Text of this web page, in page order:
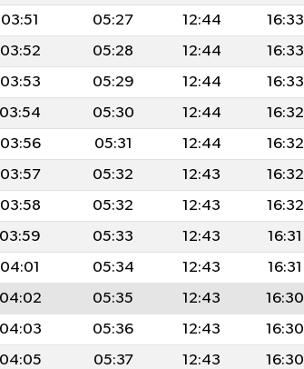
03:51 05:27 12:44 16:33
03:52 05:28 12:44 16:33
03:53 05:29 12:44 16:33
03:54 05:30 12:44 16:32
03:56 05:31 12:44 16:32
03:57 05:32 12:43 16:32
03:58 05:32 12:43 16:32
03:59 05:33 12:43 16:31
04:01 05:34 12:43 16:31
04:02 05:35 12:43 16:30
04:03 05:36 12:43 16:30
04:05 05:37 12:43 16:30